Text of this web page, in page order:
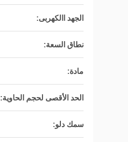
الجهد االكهربى:
نطاق السعة:
مادة:
الحد الأقصى لحجم الحاوية:
سمك دلو: